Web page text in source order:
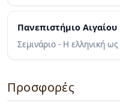
Πανεπιστήμιο Αιγαίου
Σεμινάριο - Η ελληνική
Προσφορές